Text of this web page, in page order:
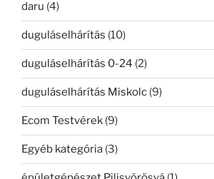
daru (4)
duguláselhárítás (10)
duguláselhárítás 0-24 (2)
duguláselhárítás Miskolc (9)
Ecom Testvérek (9)
Egyéb kategória (3)